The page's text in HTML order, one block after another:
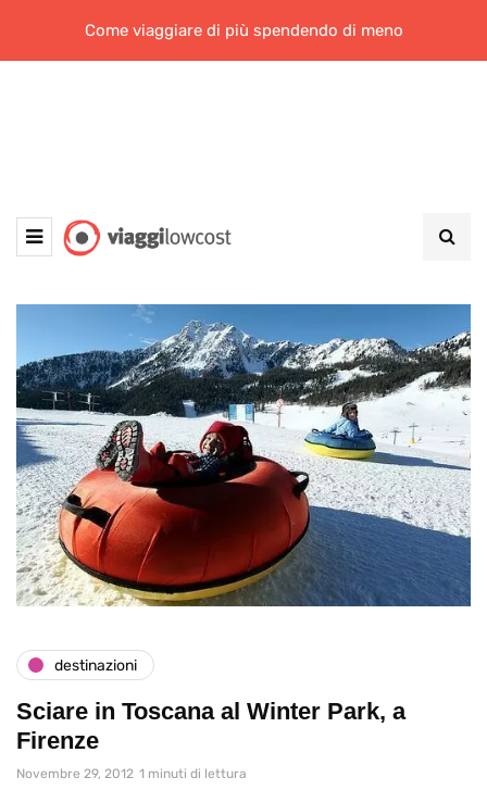
Come viaggiare di più spendendo di meno
destinazioni
Sciare in Toscana al Winter Park, a
Firenze
Novembre 29, 2012 1 minuti di lettura